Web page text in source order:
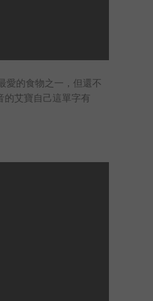
愛的食物之一，但還不
的艾寶自己這單字有